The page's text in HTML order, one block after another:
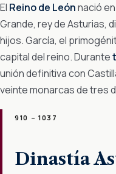
El Reino de Leónnació
Grande, rey de Asturias,
hijos. García, el
capital del reino. Durante
unión definitiva con
veinte monarcas de tres
910 – 1037
Dinastía